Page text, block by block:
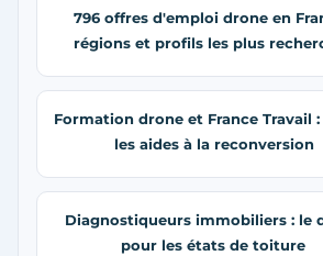
796 offres d'emploi drone en
régions et profils les plus
Formation drone et France Travail :
les aides à la reconversion
Diagnostiqueurs immobiliers : le
pour les états de toiture